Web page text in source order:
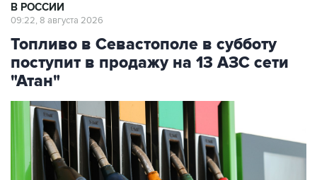
В РОССИИ
09:22, 8 августа 2026
Топливо в Севастополе в субботу
поступит в продажу на 13 АЗС сети
"Атан"